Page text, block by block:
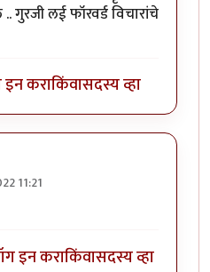
गुरजी लई फॉरवर्ड विचारांचे
इन कराकिंवासदस्य व्हा
11:21
इन कराकिंवासदस्य व्हा